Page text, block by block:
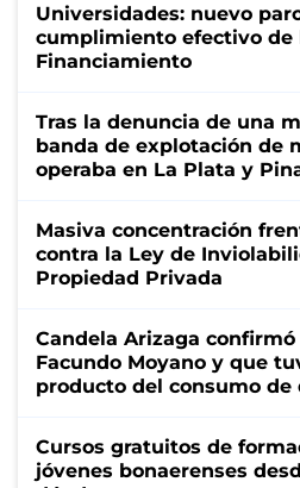
Universidades: nuevo
cumplimiento efectivo de
Financiamiento
Tras la denuncia de una
banda de explotación de
operaba en La Plata y
Masiva concentración
contra la Ley de
Propiedad Privada
Candela Arizaga
Facundo Moyano y que
producto del consumo de
Cursos gratuitos de
jóvenes bonaerenses